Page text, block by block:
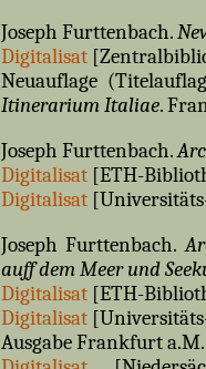
Joseph Furttenbach.
Digitalisat
Neuauflage
Itinerarium Italiae.
Joseph Furttenbach.
Digitalisat[ETH-
Digitalisat
Joseph Furttenbach.
auff dem Meer und
Digitalisat[ETH-
Digitalisat
Ausgabe Frankfurt